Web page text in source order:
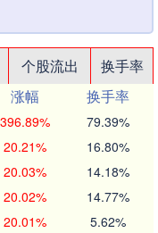
个股流出
换手率
涨幅
换手率
396.89% 79.39%
20.21% 16.80%
20.03% 14.18%
20.02% 14.77%
20.01% 5.62%